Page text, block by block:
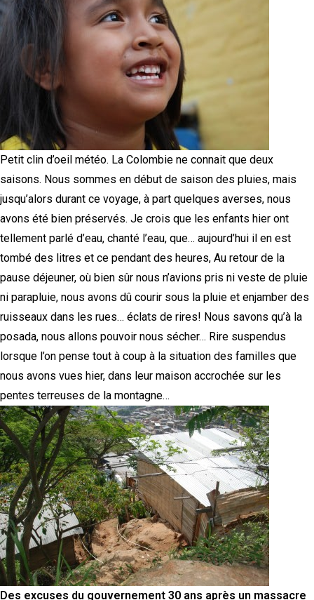
Petit clin d’oeil météo. La Colombie ne connait que deux
saisons. Nous sommes en début de saison des pluies, mais
jusqu’alors durant ce voyage, à part quelques averses, nous
avons été bien préservés. Je crois que les enfants hier ont
tellement parlé d’eau, chanté l’eau, que… aujourd’hui il en est
tombé des litres et ce pendant des heures, Au retour de la
pause déjeuner, où bien sûr nous n’avions pris ni veste de pluie
ni parapluie, nous avons dû courir sous la pluie et enjamber des
ruisseaux dans les rues… éclats de rires! Nous savons qu’à la
posada, nous allons pouvoir nous sécher… Rire suspendus
lorsque l’on pense tout à coup à la situation des familles que
nous avons vues hier, dans leur maison accrochée sur les
pentes terreuses de la montagne…
Des excuses du gouvernement 30 ans après un massacre